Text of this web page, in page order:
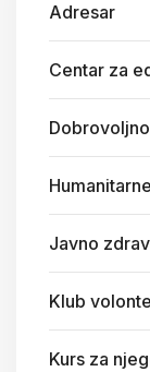
Adresar
Centar za
Javno
Klub
Kurs za